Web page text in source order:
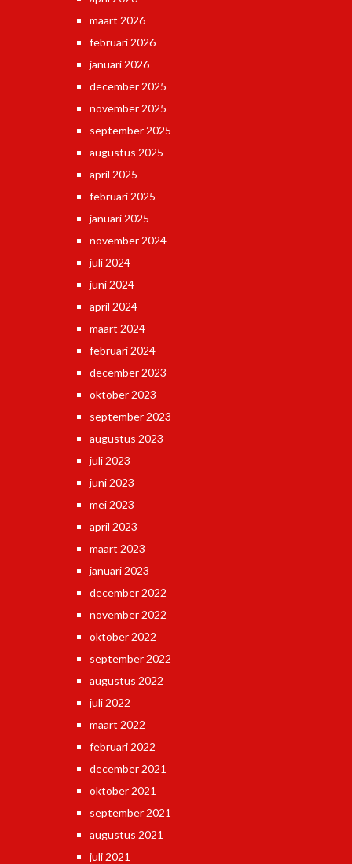
maart 2026
februari 2026
januari 2026
december 2025
november 2025
september 2025
augustus 2025
april 2025
februari 2025
januari 2025
november 2024
juli 2024
juni 2024
april 2024
maart 2024
februari 2024
december 2023
oktober 2023
september 2023
augustus 2023
juli 2023
juni 2023
mei 2023
april 2023
maart 2023
januari 2023
december 2022
november 2022
oktober 2022
september 2022
augustus 2022
juli 2022
maart 2022
februari 2022
december 2021
oktober 2021
september 2021
augustus 2021
juli 2021